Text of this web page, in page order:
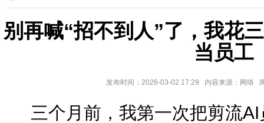
别再喊“招不到人”了，我花
当员工
发布时间：2026-03-02 17:29 内容来源：网络
三个月前，我第一次把剪流